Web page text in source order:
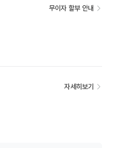
무이자 할부 안내
자세히보기